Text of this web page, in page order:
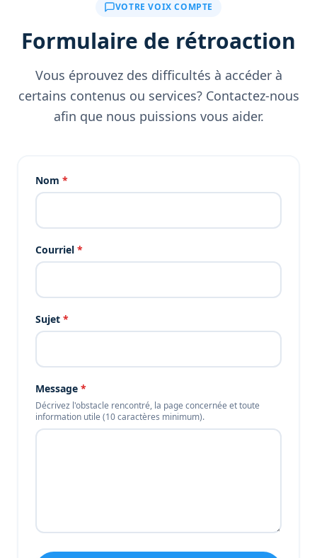
VOTRE VOIX COMPTE
Formulaire de rétroaction
Vous éprouvez des difficultés à accéder à
certains contenus ou services? Contactez-nous
afin que nous puissions vous aider.
Nom *
Courriel *
Sujet *
Message *
Décrivez l'obstacle rencontré, la page concernée et toute
information utile (10 caractères minimum).